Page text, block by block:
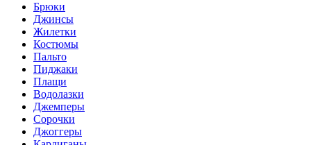
Брюки
Джинсы
Жилетки
Костюмы
Пальто
Пиджаки
Плащи
Водолазки
Джемперы
Сорочки
Джоггеры